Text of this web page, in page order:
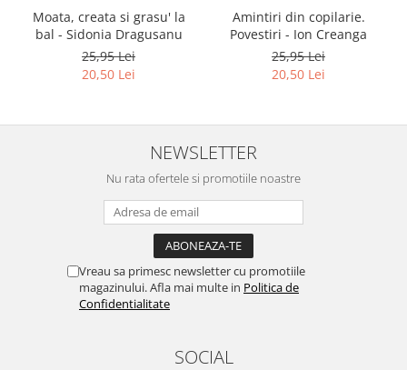
Moata, creata si grasu' la
bal - Sidonia Dragusanu
25,95 Lei
20,50 Lei
Amintiri din copilarie.
Povestiri - Ion Creanga
25,95 Lei
20,50 Lei
NEWSLETTER
Nu rata ofertele si promotiile noastre
Vreau sa primesc newsletter cu promotiile
magazinului. Afla mai multe in Politica de
Confidentialitate
SOCIAL